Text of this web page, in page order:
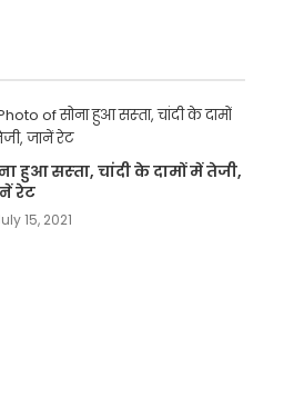
हुआ सस्‍ता, चांदी के दामों में तेजी,
रेट
15, 2021